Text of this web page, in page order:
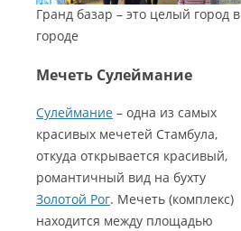
Гранд базар – это целый город в
городе
Мечеть Сулеймание
Сулеймание – одна из самых
красивых мечетей Стамбула,
откуда открывается красивый,
романтичный вид на бухту
Золотой Рог. Мечеть (комплекс)
находится между площадью